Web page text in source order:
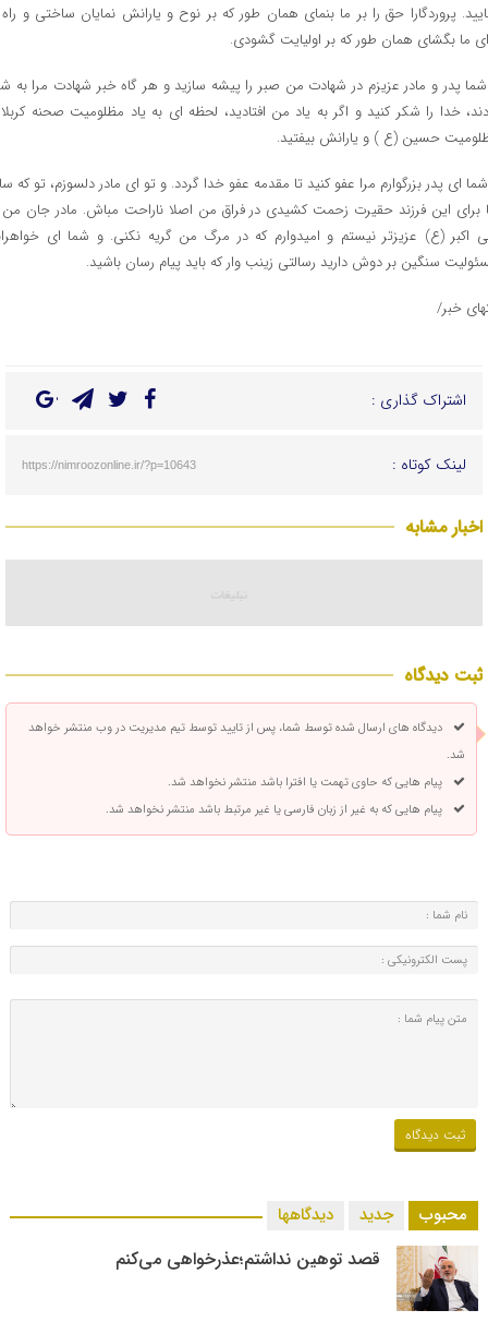
پروردگارا حق را بر ما بنمای همان طور که بر نوح و یارانش نمایان ساختی و راه
ما بگشای همان طور که بر اولیایت گشودی.
پدر و مادر عزیزم در شهادت من صبر را پیشه سازید و هر گاه خبر شهادت مرا به
خدا را شکر کنید و اگر به یاد من افتادید، لحظه ای به یاد مظلومیت صحنه
حسین (ع ) و یارانش بیفتید.
ای پدر بزرگوارم مرا عفو کنید تا مقدمه عفو خدا گردد. و تو ای مادر دلسوزم، تو که
برای این فرزند حقیرت زحمت کشیدی در فراق من اصلا ناراحت مباش. مادر جان من
اکبر (ع) عزیزتر نیستم و امیدوارم که در مرگ من گریه نکنی. و شما ای
سنگین بر دوش دارید رسالتی زینب وار که باید پیام رسان باشید.
خبر/
اشتراک گذاری :
لینک کوتاه : https://nimroozonline.ir/?p=10643
اخبار مشابه
ثبت دیدگاه
دیدگاه های ارسال شده توسط شما، پس از تایید توسط تیم مدیریت در وب منتشر خواهد
شد.
پیام هایی که حاوی تهمت یا افترا باشد منتشر نخواهد شد.
پیام هایی که به غیر از زبان فارسی یا غیر مرتبط باشد منتشر نخواهد شد.
محبوب جدید دیدگاهها
قصد توهین نداشتم؛عذرخواهی می‌کنم